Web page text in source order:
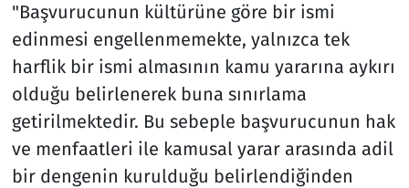
"Başvurucunun kültürüne göre bir ismi
edinmesi engellenmemekte, yalnızca tek
harflik bir ismi almasının kamu yararına aykırı
olduğu belirlenerek buna sınırlama
getirilmektedir. Bu sebeple başvurucunun hak
ve menfaatleri ile kamusal yarar arasında adil
bir dengenin kurulduğu belirlendiğinden